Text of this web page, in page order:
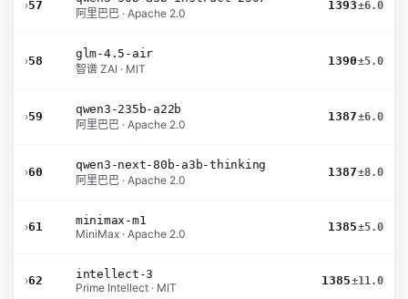
›57
阿里巴巴 · Apache 2.0
1393±6.0
›58
glm-4.5-air
智谱 ZAI · MIT
1390±5.0
›59
qwen3-235b-a22b
阿里巴巴 · Apache 2.0
1387±6.0
›60
qwen3-next-80b-a3b-thinking
阿里巴巴 · Apache 2.0
1387±8.0
›61
minimax-m1
MiniMax · Apache 2.0
1385±5.0
›62
intellect-3
Prime Intellect · MIT
1385±11.0